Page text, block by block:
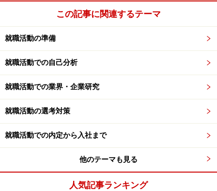
この記事に関連するテーマ
就職活動の準備
就職活動での自己分析
就職活動での業界・企業研究
就職活動の選考対策
就職活動での内定から入社まで
他のテーマも見る
人気記事ランキング